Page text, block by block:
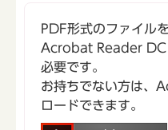
PDF形式のファイル
Acrobat Reader
必要です。
お持ちでない方は、
ロードできます。